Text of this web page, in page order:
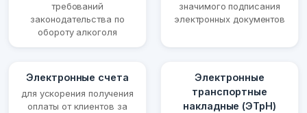
требований
законодательства по
обороту алкоголя
значимого подписания
электронных документов
Электронные счета
для ускорения получения
оплаты от клиентов за
Электронные
транспортные
накладные (ЭТрН)